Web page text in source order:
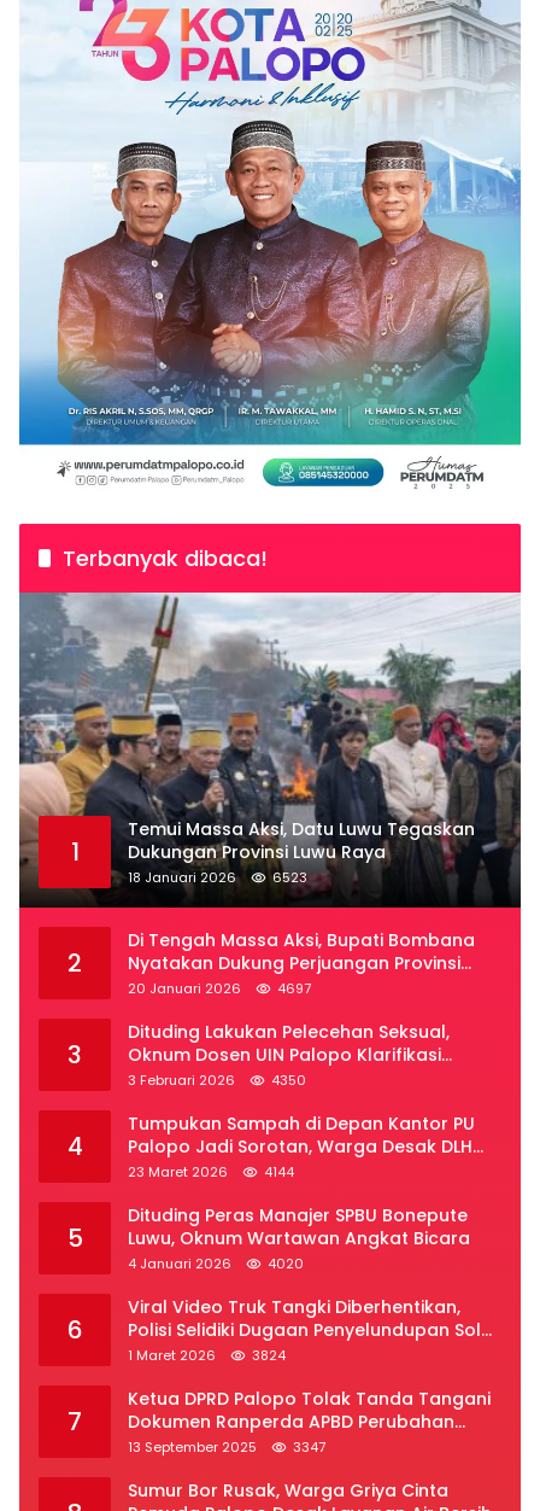
Terbanyak dibaca!
1
Temui Massa Aksi, Datu Luwu Tegaskan
Dukungan Provinsi Luwu Raya
18 Januari 2026 6523
2
Di Tengah Massa Aksi, Bupati Bombana
Nyatakan Dukung Perjuangan Provinsi
Luwu Raya
20 Januari 2026 4697
3
Dituding Lakukan Pelecehan Seksual,
Oknum Dosen UIN Palopo Klarifikasi
Kronologi
3 Februari 2026 4350
4
Tumpukan Sampah di Depan Kantor PU
Palopo Jadi Sorotan, Warga Desak DLH
Segera Bertindak
23 Maret 2026 4144
5
Dituding Peras Manajer SPBU Bonepute
Luwu, Oknum Wartawan Angkat Bicara
4 Januari 2026 4020
6
Viral Video Truk Tangki Diberhentikan,
Polisi Selidiki Dugaan Penyelundupan Solar
Subsidi di Palopo
1 Maret 2026 3824
7
Ketua DPRD Palopo Tolak Tanda Tangani
Dokumen Ranperda APBD Perubahan
2025
13 September 2025 3347
Sumur Bor Rusak, Warga Griya Cinta